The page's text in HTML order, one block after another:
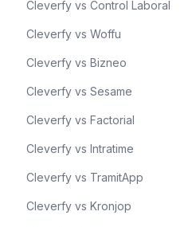
Cleverfy vs Control Laboral
Cleverfy vs Woffu
Cleverfy vs Bizneo
Cleverfy vs Sesame
Cleverfy vs Factorial
Cleverfy vs Intratime
Cleverfy vs TramitApp
Cleverfy vs Kronjop